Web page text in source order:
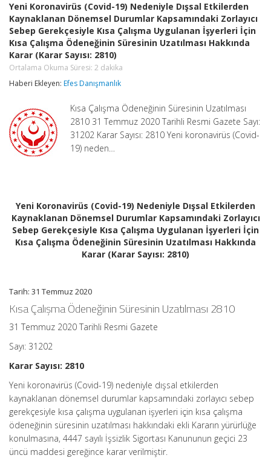
(Covid-
19)
Nedeniyle
Dışsal
Etkilerden
Kaynaklanan
Dönemsel
Durumlar
Sebep
Gerekçesiyle
Kısa
Çalışma
Uygulanan
Ödeneğinin
Süresinin
Uzatılması
Hakkında
Karar
Ortalama
Okuma
Süresi:
2
için
Yeni Koronavirüs (Covid-19) Nedeniyle Dışsal Etkilerden
Kaynaklanan Dönemsel Durumlar Kapsamındaki Zorlayıcı
Sebep Gerekçesiyle Kısa Çalışma Uygulanan İşyerleri İçin
Kısa Çalışma Ödeneğinin Süresinin Uzatılması Hakkında
Karar (Karar Sayısı: 2810)
Ortalama Okuma Süresi: 2 dakika
Haberi Ekleyen: Efes Danışmanlık
Kısa Çalışma Ödeneğinin Süresinin Uzatılması
2810 31 Temmuz 2020 Tarihli Resmi Gazete Sayı:
31202 Karar Sayısı: 2810 Yeni koronavirüs (Covid-
19) neden…
Yeni Koronavirüs (Covid-19) Nedeniyle Dışsal Etkilerden
Kaynaklanan Dönemsel Durumlar Kapsamındaki Zorlayıcı
Sebep Gerekçesiyle Kısa Çalışma Uygulanan İşyerleri İçin
Kısa Çalışma Ödeneğinin Süresinin Uzatılması Hakkında
Karar (Karar Sayısı: 2810)
Tarih: 31 Temmuz 2020
Kısa Çalışma Ödeneğinin Süresinin Uzatılması 2810
31 Temmuz 2020 Tarihli Resmi Gazete
Sayı: 31202
Karar Sayısı: 2810
Yeni koronavirüs (Covid-19) nedeniyle dışsal etkilerden
kaynaklanan dönemsel durumlar kapsamındaki zorlayıcı sebep
gerekçesiyle kısa çalışma uygulanan işyerleri için kısa çalışma
ödeneğinin süresinin uzatılması hakkındaki ekli Kararın yürürlüğe
konulmasına, 4447 sayılı İşsizlik Sigortası Kanununun geçici 23
üncü maddesi gereğince karar verilmiştir.